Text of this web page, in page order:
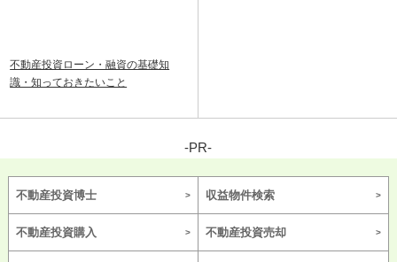
不動産投資ローン・融資の基礎知
識・知っておきたいこと
-PR-
不動産投資博士 収益物件検索
不動産投資購入 不動産投資売却